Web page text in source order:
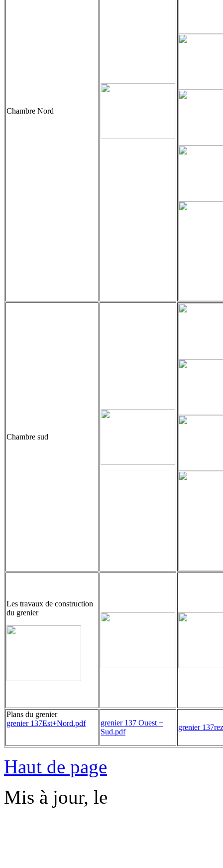
Chambre Nord
Chambre sud
Les travaux de construction
du grenier
Plans du grenier
grenier 137Est+Nord.pdf
grenier 137 Ouest +
Sud.pdf
grenier
Haut de page
Mis à jour, le